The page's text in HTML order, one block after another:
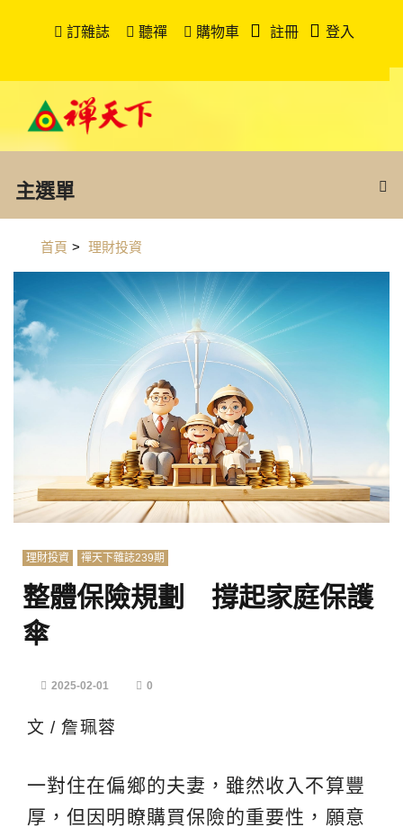
訂雜誌 聽禪 購物車 註冊 登入
主選單
首頁 > 理財投資
理財投資 禪天下雜誌239期
整體保險規劃 撐起家庭保護
傘
2025-02-01 0
文 / 詹珮蓉
一對住在偏鄉的夫妻，雖然收入不算豐
厚，但因明瞭購買保險的重要性，願意